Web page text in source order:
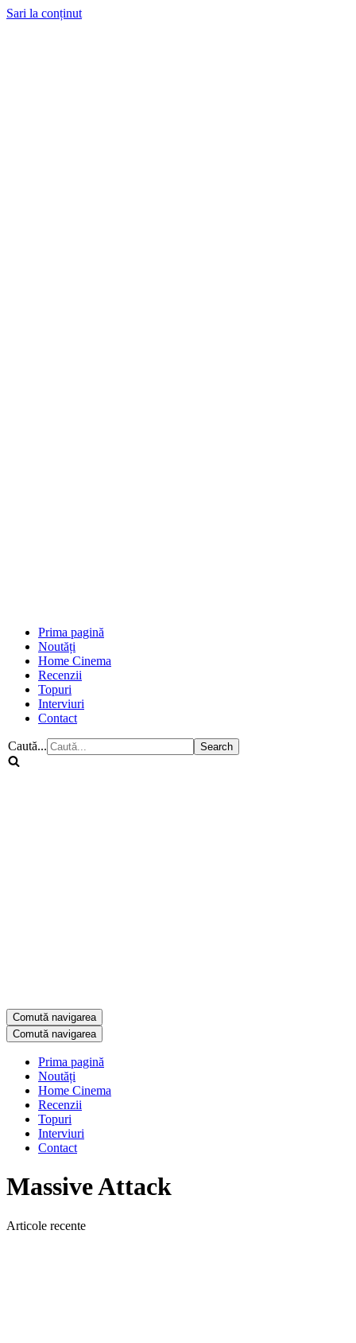
Sari la conținut
Prima pagină
Noutăți
Home Cinema
Recenzii
Topuri
Interviuri
Contact
Caută...
Comută navigarea
Comută navigarea
Prima pagină
Noutăți
Home Cinema
Recenzii
Topuri
Interviuri
Contact
Massive Attack
Articole recente